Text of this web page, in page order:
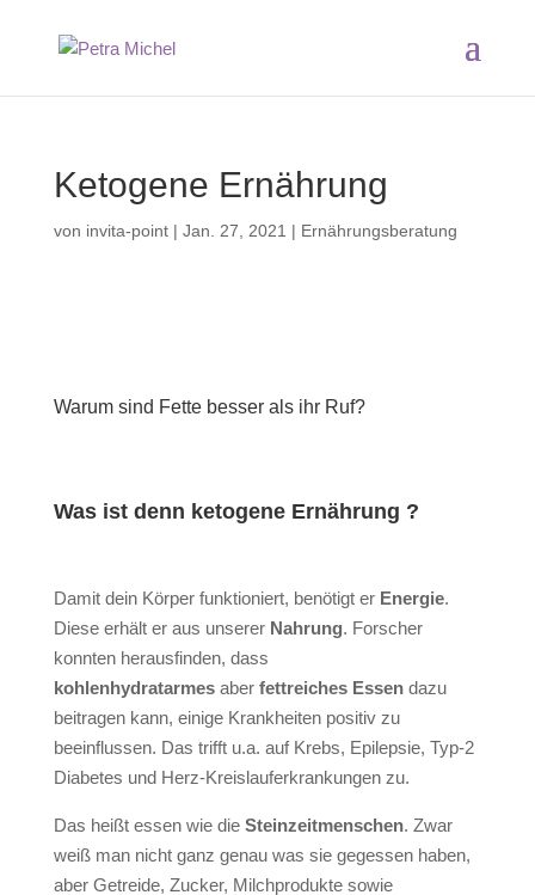
Ketogene Ernährung
von invita-point| Jan. 27, 2021 | Ernährungsberatung
Warum sind Fette besser als ihr Ruf?
Was ist denn ketogene Ernährung ?
Damit dein Körper funktioniert, benötigt er Energie.
Diese erhält er aus unserer Nahrung. Forscher
konnten herausfinden, dass
kohlenhydratarmesaberfettreiches Essendazu
beitragen kann, einige Krankheiten positiv zu
beeinflussen. Das trifft u.a. auf Krebs, Epilepsie, Typ-2
Diabetes und Herz-Kreislauferkrankungen zu.
Das heißt essen wie die Steinzeitmenschen. Zwar
weiß man nicht ganz genau was sie gegessen haben,
aber Getreide, Zucker, Milchprodukte sowie